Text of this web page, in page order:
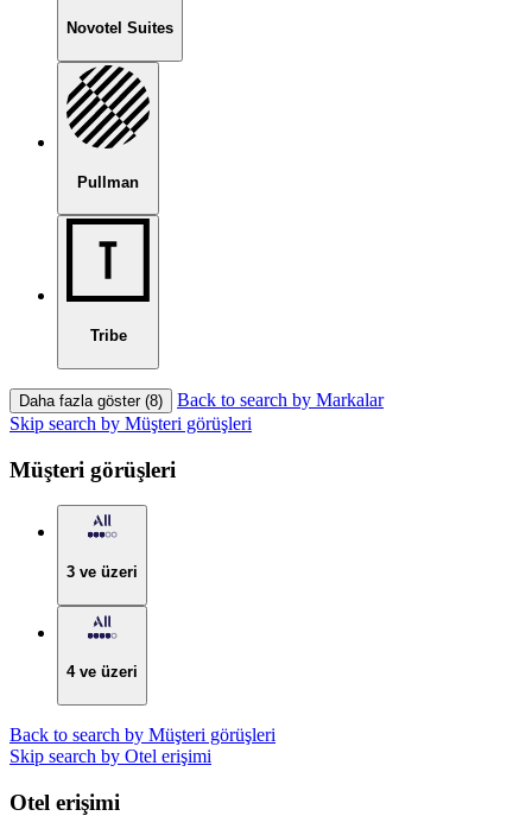
Novotel Suites
Pullman
Tribe
Daha fazla göster (8)
Back to search by Markalar
Skip search by Müşteri görüşleri
Müşteri görüşleri
3 ve üzeri
4 ve üzeri
Back to search by Müşteri görüşleri
Skip search by Otel erişimi
Otel erişimi